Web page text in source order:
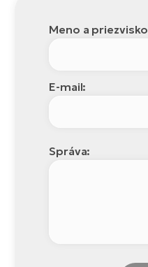
Meno a priezvisko
E-mail:
Správa: